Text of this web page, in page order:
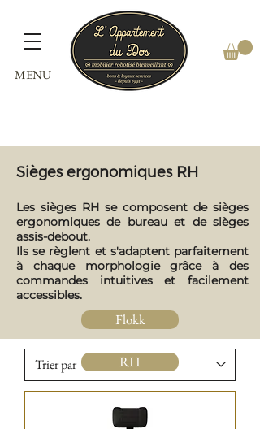
MENU
Sièges ergonomiques RH
Les sièges RH se composent de sièges
ergonomiques de bureau et de sièges
assis-debout.
Ils se règlent et s'adaptent parfaitement
à chaque morphologie grâce à des
commandes intuitives et facilement
accessibles.
Flokk
RH
BAKKER